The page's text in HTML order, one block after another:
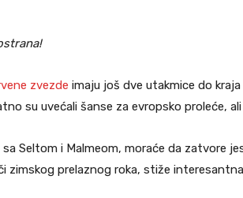
zvezde imaju još dve utakmice do
su uvećali šanse za evropsko proleće,
sa Seltom i Malmeom, moraće da zatvore
zimskog prelaznog roka, stiže